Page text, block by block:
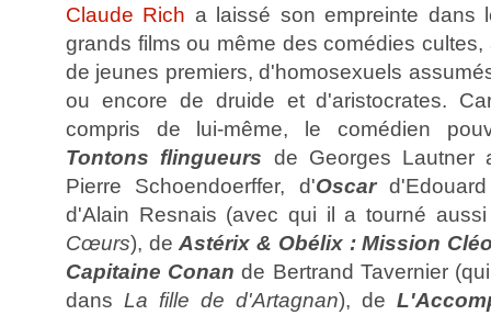
Claude Rich a laissé son empreinte dans
grands films ou même des comédies
de jeunes premiers, d'homosexuels
ou encore de druide et d'aristocrates.
compris de lui-même, le comédien
Tontons flingueurs de Georges
Pierre Schoendoerffer, d'Oscar
d'Alain Resnais (avec qui il a tourné
Cœurs), deAstérix & Obélix : Mission
Capitaine Conan de Bertrand Tavernier
dans La fille de d'Artagnan), de